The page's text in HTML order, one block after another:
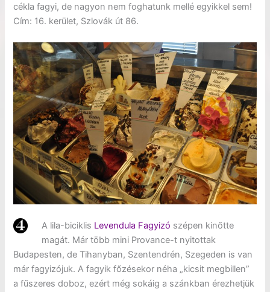
cékla fagyi, de nagyon nem foghatunk mellé egyikkel sem!
Cím: 16. kerület, Szlovák út 86.
A lila-biciklis Levendula Fagyizó szépen kinőtte
magát. Már több mini Provance-t nyitottak
Budapesten, de Tihanyban, Szentendrén, Szegeden is van
már fagyizójuk. A fagyik főzésekor néha „kicsit megbillen”
a fűszeres doboz, ezért még sokáig a szánkban érezhetjük